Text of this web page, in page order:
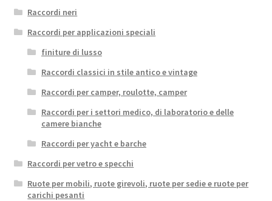
Raccordi neri
Raccordi per applicazioni speciali
finiture di lusso
Raccordi classici in stile antico e vintage
Raccordi per camper, roulotte, camper
Raccordi per i settori medico, di laboratorio e delle
camere bianche
Raccordi per yacht e barche
Raccordi per vetro e specchi
Ruote per mobili, ruote girevoli, ruote per sedie e ruote per
carichi pesanti